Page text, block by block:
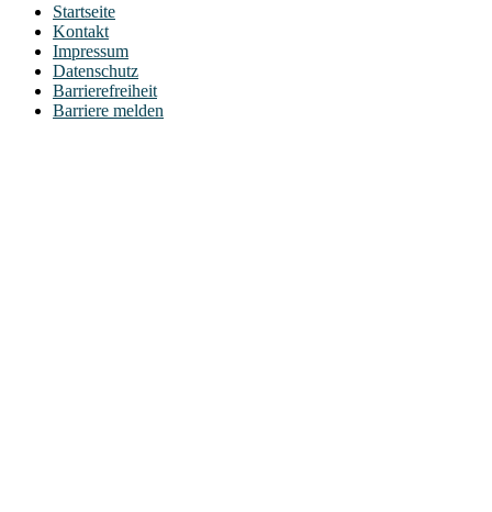
Startseite
Kontakt
Impressum
Datenschutz
Barrierefreiheit
Barriere melden